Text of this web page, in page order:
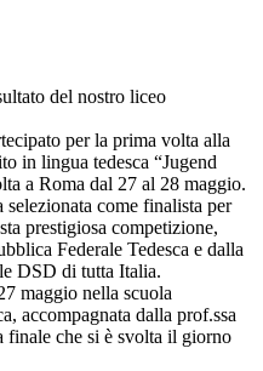
del nostro liceo
per la prima volta alla
in lingua tedesca “Jugend
a Roma dal 27 al 28 maggio.
come finalista per
prestigiosa competizione,
Federale Tedesca e dalla
DSD di tutta Italia.
maggio nella scuola
accompagnata dalla prof.ssa
finale che si è svolta il giorno